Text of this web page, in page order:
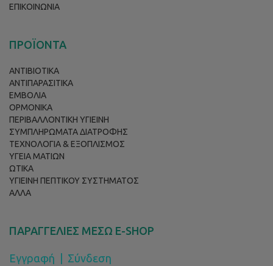
ΕΠΙΚΟΙΝΩΝΙΑ
ΠΡΟΪΟΝΤΑ
ΑΝΤΙΒΙΟΤΙΚΑ
ΑΝΤΙΠΑΡΑΣΙΤΙΚΑ
ΕΜΒΟΛΙΑ
ΟΡΜΟΝΙΚΑ
ΠΕΡΙΒΑΛΛΟΝΤΙΚΗ ΥΓΙΕΙΝΗ
ΣΥΜΠΛΗΡΩΜΑΤΑ ΔΙΑΤΡΟΦΗΣ
ΤΕΧΝΟΛΟΓΙΑ & ΕΞΟΠΛΙΣΜΟΣ
ΥΓΕΙΑ ΜΑΤΙΩΝ
ΩΤΙΚΑ
ΥΓΙΕΙΝΗ ΠΕΠΤΙΚΟΥ ΣΥΣΤΗΜΑΤΟΣ
ΑΛΛΑ
ΠΑΡΑΓΓΕΛΙΕΣ ΜΕΣΩ E-SHOP
Εγγραφή Σύνδεση